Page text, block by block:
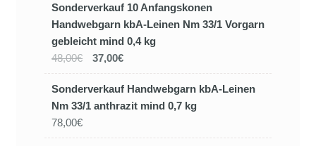
Sonderverkauf 10 Anfangskonen
Handwebgarn kbA-Leinen Nm 33/1 Vorgarn
gebleicht mind 0,4 kg
48,00€
37,00€
Sonderverkauf Handwebgarn kbA-Leinen
Nm 33/1 anthrazit mind 0,7 kg
78,00€